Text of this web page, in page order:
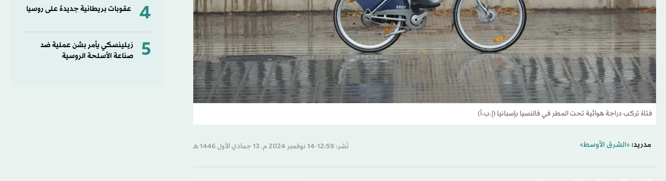
فتاة تركب دراجة هوائية تحت المطر في فالنسيا بإسبانيا (إ.ب.أ)
مدريد: «الشرق الأوسط» نُشر: 12:59-14 نوفمبر 2024 م ـ 13 جمادي الأول 1446 هـ
4 عقوبات بريطانية جديدة على روسيا
5
زيلينسكي يأمر بشن عملية ضد
صناعة الأسلحة الروسية